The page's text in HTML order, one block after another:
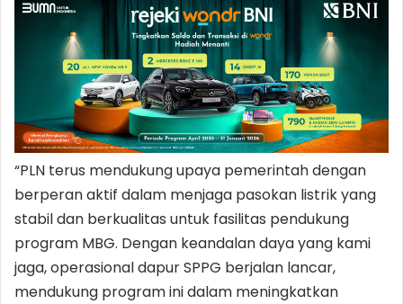
“PLN terus mendukung upaya pemerintah dengan
berperan aktif dalam menjaga pasokan listrik yang
stabil dan berkualitas untuk fasilitas pendukung
program MBG. Dengan keandalan daya yang kami
jaga, operasional dapur SPPG berjalan lancar,
mendukung program ini dalam meningkatkan